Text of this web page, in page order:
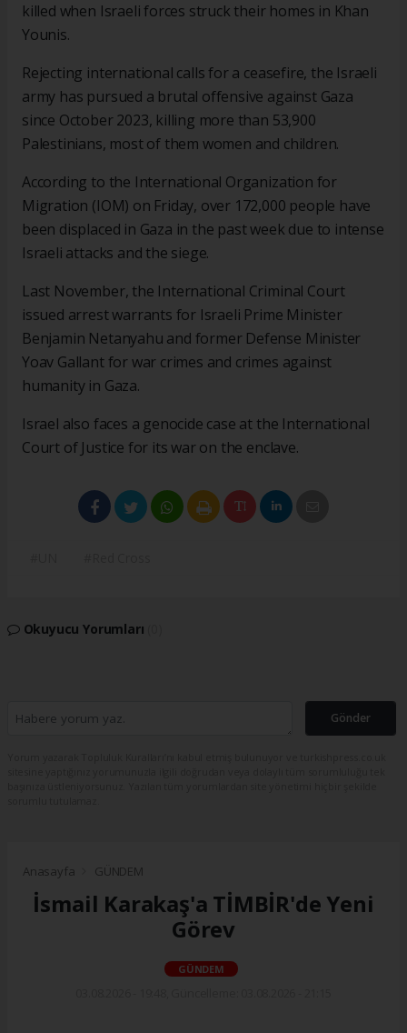
killed when Israeli forces struck their homes in Khan
Younis.
Rejecting international calls for a ceasefire, the Israeli
army has pursued a brutal offensive against Gaza
since October 2023, killing more than 53,900
Palestinians, most of them women and children.
According to the International Organization for
Migration (IOM) on Friday, over 172,000 people have
been displaced in Gaza in the past week due to intense
Israeli attacks and the siege.
Last November, the International Criminal Court
issued arrest warrants for Israeli Prime Minister
Benjamin Netanyahu and former Defense Minister
Yoav Gallant for war crimes and crimes against
humanity in Gaza.
Israel also faces a genocide case at the International
Court of Justice for its war on the enclave.
Okuyucu Yorumları
Gönder
Anasayfa GÜNDEM
İsmail Karakaş'a TİMBİR'de Yeni
Görev
GÜNDEM